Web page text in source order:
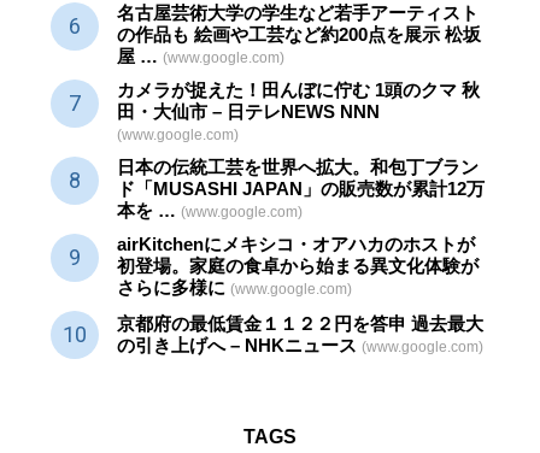
名古屋芸術大学の学生など若手アーティスト
の作品も 絵画や工芸など約200点を展示 松坂
屋 … (www.google.com)
カメラが捉えた！田んぼに佇む 1頭のクマ 秋
田・大仙市 – 日テレNEWS NNN
(www.google.com)
日本の伝統工芸を世界へ拡大。和包丁ブラン
ド「MUSASHI JAPAN」の販売数が累計12万
本を … (www.google.com)
airKitchenにメキシコ・オアハカのホストが
初登場。家庭の食卓から始まる異文化体験が
さらに多様に (www.google.com)
京都府の最低賃金１１２２円を答申 過去最大
の引き上げへ – NHKニュース (www.google.com)
TAGS